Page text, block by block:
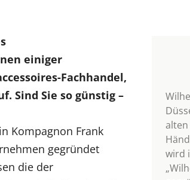
wird
einiger
Fachhandel,
Sind Sie so günstig –
Kompagnon Frank
gegründet
die der